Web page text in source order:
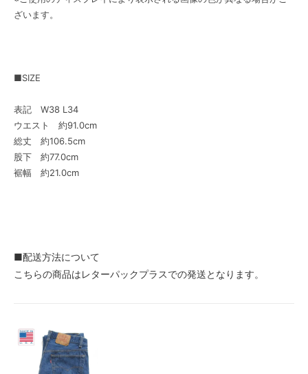
ざいます。
■SIZE
表記 W38 L34
ウエスト 約91.0cm
総丈 約106.5cm
股下 約77.0cm
裾幅 約21.0cm
■配送方法について
こちらの商品はレターパックプラスでの発送となります。